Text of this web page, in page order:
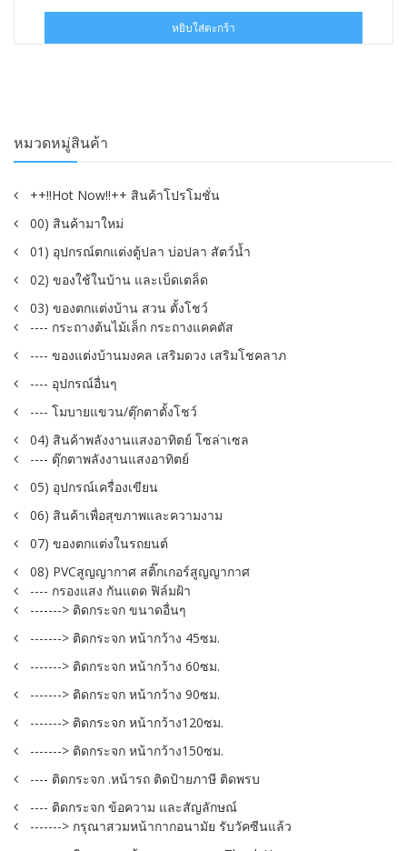
was:
฿140.00.฿59.00.
หยิบใส่ตะกร้า
หมวดหมู่สินค้า
++!!Hot Now!!++ สินค้าโปรโมชั่น
00) สินค้ามาใหม่
01) อุปกรณ์ตกแต่งตู้ปลา บ่อปลา สัตว์น้ำ
02) ของใช้ในบ้าน และเบ็ดเตล็ด
03) ของตกแต่งบ้าน สวน ตั้งโชว์
---- กระถางต้นไม้เล็ก กระถางแคคตัส
---- ของแต่งบ้านมงคล เสริมดวง เสริมโชคลาภ
---- อุปกรณ์อื่นๆ
---- โมบายแขวน/ตุ๊กตาตั้งโชว์
04) สินค้าพลังงานแสงอาทิตย์ โซล่าเซล
---- ตุ๊กตาพลังงานแสงอาทิตย์
05) อุปกรณ์เครื่องเขียน
06) สินค้าเพื่อสุขภาพและความงาม
07) ของตกแต่งในรถยนต์
08) PVCสูญญากาศ สติ๊กเกอร์สูญญากาศ
---- กรองแสง กันแดด ฟิล์มฝ้า
-------> ติดกระจก ขนาดอื่นๆ
-------> ติดกระจก หน้ากว้าง 45ซม.
-------> ติดกระจก หน้ากว้าง 60ซม.
-------> ติดกระจก หน้ากว้าง 90ซม.
-------> ติดกระจก หน้ากว้าง120ซม.
-------> ติดกระจก หน้ากว้าง150ซม.
---- ติดกระจก .หน้ารถ ติดป้ายภาษี ติดพรบ
---- ติดกระจก ข้อความ และสัญลักษณ์
-------> กรุณาสวมหน้ากากอนามัย รับวัคซีนแล้ว